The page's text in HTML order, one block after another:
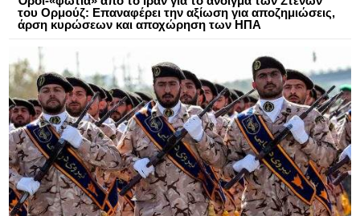
του Ορμούζ: Επαναφέρει την αξίωση για αποζημιώσεις,
άρση κυρώσεων και αποχώρηση των ΗΠΑ